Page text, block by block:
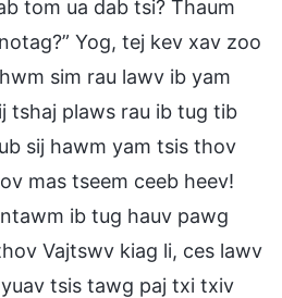
tom ua dab tsi? Thaum
Yog, tej kev xav zoo
sim rau lawv ib yam
tshaj plaws rau ib tug tib
sij hawm yam tsis thov
mas tseem ceeb heev!
ib tug hauv pawg
Vajtswv kiag li, ces lawv
tsis tawg paj txi txiv